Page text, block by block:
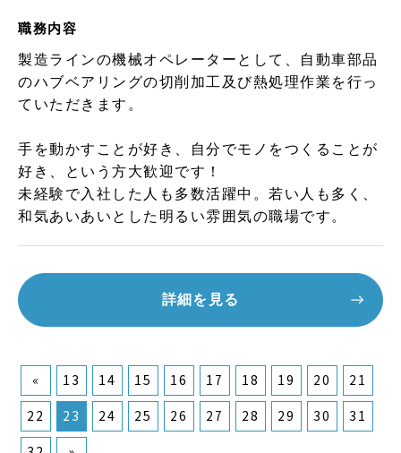
職務内容
製造ラインの機械オペレーターとして、自動車部品
のハブベアリングの切削加工及び熱処理作業を行っ
ていただきます。
手を動かすことが好き、自分でモノをつくることが
好き、という方大歓迎です！
未経験で入社した人も多数活躍中。若い人も多く、
和気あいあいとした明るい雰囲気の職場です。
詳細を見る
« 13 14 15 16 17 18 19 20
21
22
23 24 25 26 27 28 29 30
31